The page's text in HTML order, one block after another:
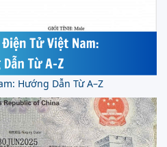
Hướng Dẫn Từ A–Z